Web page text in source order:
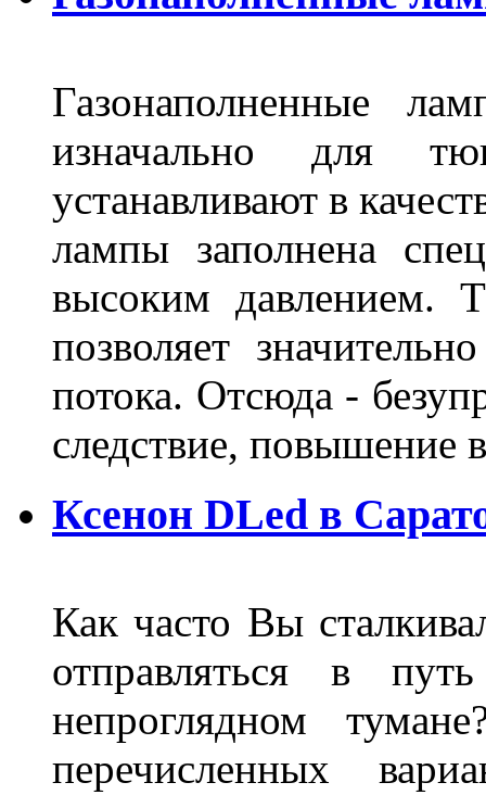
Газонаполненные
изначально для
устанавливают в
лампы заполнена
высоким давлением.
позволяет
потока. Отсюда -
следствие,
Ксенон DLed в
Как часто Вы
отправляться в
непроглядном
перечисленных